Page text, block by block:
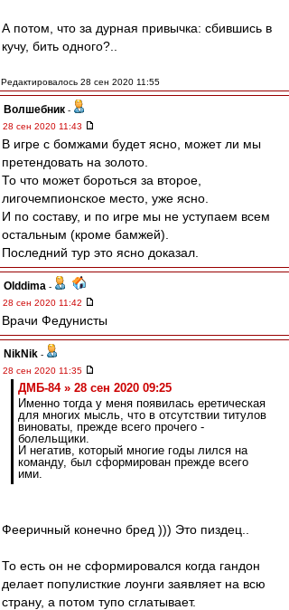
А потом, что за дурная привычка: сбившись в
кучу, бить одного?..
Редактировалось 28 сен 2020 11:55
Волшебник -
28 сен 2020 11:43
В игре с бомжами будет ясно, может ли мы
претендовать на золото.
То что может бороться за второе,
лигочемпионское место, уже ясно.
И по составу, и по игре мы не уступаем всем
остальным (кроме бамжей).
Последний тур это ясно доказал.
Olddima -
28 сен 2020 11:42
Врачи Федунисты
NikNik -
28 сен 2020 11:35
ДМБ-84 » 28 сен 2020 09:25
Именно тогда у меня появилась еретическая
для многих мысль, что в отсутствии титулов
виноваты, прежде всего прочего -
болельщики.
И негатив, который многие годы лился на
команду, был сформирован прежде всего
ими.
Фееричный конечно бред ))) Это пиздец..
То есть он не сформировался когда гандон
делает популисткие лоунги заявляет на всю
страну, а потом тупо сглатывает.